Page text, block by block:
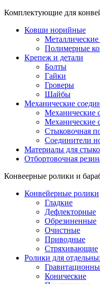
Комплектующие для
Ковши норийные
Полимерные
Крепеж и детали
Болты
Гайки
Гроверы
Шайбы
Механические
Механические
Механические
Стыковочная
Соединители
Материалы для
Отбортовочная
Конвеерные ролики и
Конвейерные ролики
Гладкие
Дефлекторные
Обрезиненные
Очистные
Приводные
Стряхивающие
Ролики для
Конические